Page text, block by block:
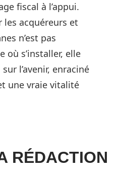
fiscal à l’appui.
les acquéreurs et
n’est pas
où s’installer, elle
l’avenir, enraciné
une vraie vitalité
RÉDACTION